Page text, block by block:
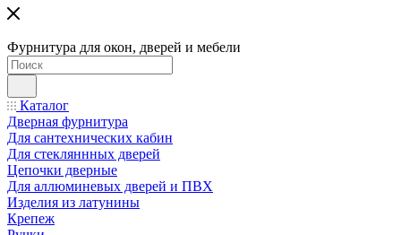
Фурнитура для окон, дверей и мебели
Каталог
Дверная фурнитура
Для сантехнических кабин
Для стекляннных дверей
Цепочки дверные
Для аллюминевых дверей и ПВХ
Изделия из латунины
Крепеж